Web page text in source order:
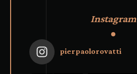
Instagram
pierpaolorovatti